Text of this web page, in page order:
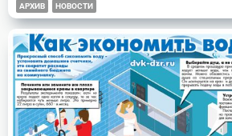
АРХИВ НОВОСТИ